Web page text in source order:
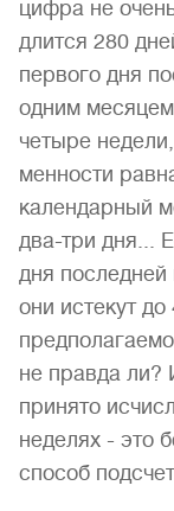
цифра не
длится 280
первого дня
одним
четыре
менности
календарный
два-три дня...
дня последней
они истекут
не правда ли?
принято
неделях - это
способ